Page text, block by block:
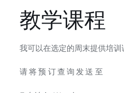
教学课程
我可以在选定的周末提供培训
请将预订查询发送至